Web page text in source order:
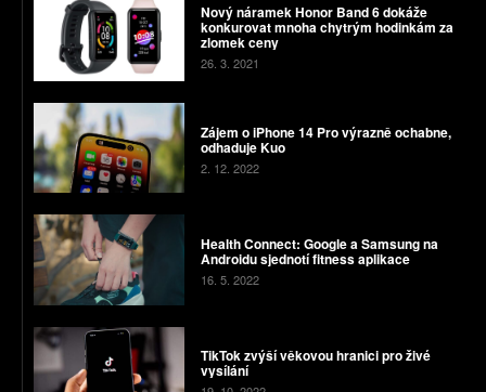
Nový náramek Honor Band 6 dokáže
konkurovat mnoha chytrým hodinkám za
zlomek ceny
26. 3. 2021
Zájem o iPhone 14 Pro výrazně ochabne,
odhaduje Kuo
2. 12. 2022
Health Connect: Google a Samsung na
Androidu sjednotí fitness aplikace
16. 5. 2022
TikTok zvýší věkovou hranici pro živé
vysílání